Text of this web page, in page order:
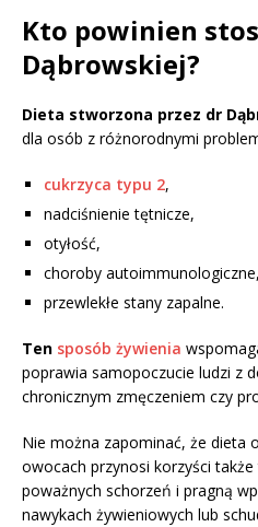
Kto powinien
Dąbrowskiej?
Dieta stworzona przez dr
dla osób z różnorodnymi
cukrzyca typu 2,
nadciśnienie tętnicze,
otyłość,
choroby autoimmunologiczne,
przewlekłe stany zapalne.
Ten sposób żywienia
poprawia samopoczucie ludzi z
chronicznym zmęczeniem czy
Nie można zapominać, że dieta
owocach przynosi korzyści
poważnych schorzeń i pragną
nawykach żywieniowych lub